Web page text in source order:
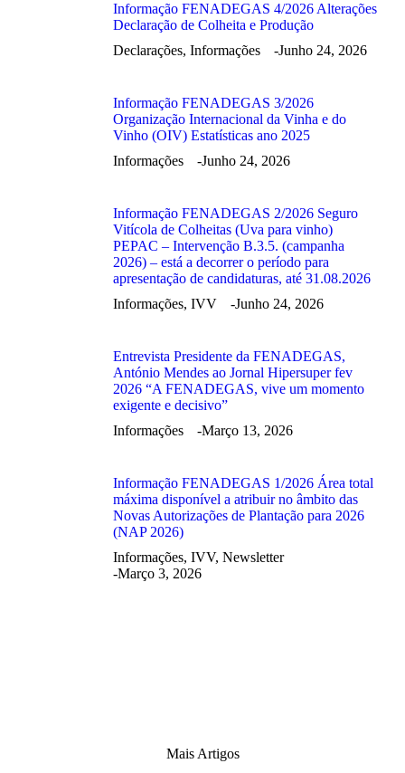
Informação FENADEGAS 4/2026 Alterações
Declaração de Colheita e Produção
Declarações, Informações Junho 24, 2026
Informação FENADEGAS 3/2026
Organização Internacional da Vinha e do
Vinho (OIV) Estatísticas ano 2025
Informações
Junho 24, 2026
Informação FENADEGAS 2/2026 Seguro
Vitícola de Colheitas (Uva para vinho)
PEPAC – Intervenção B.3.5. (campanha
2026) – está a decorrer o período para
apresentação de candidaturas, até 31.08.2026
Informações, IVV Junho 24, 2026
Entrevista Presidente da FENADEGAS,
António Mendes ao Jornal Hipersuper fev
2026 “A FENADEGAS, vive um momento
exigente e decisivo”
Informações
Março 13, 2026
Informação FENADEGAS 1/2026 Área total
máxima disponível a atribuir no âmbito das
Novas Autorizações de Plantação para 2026
(NAP 2026)
Informações, IVV, Newsletter
Março 3, 2026
Mais Artigos